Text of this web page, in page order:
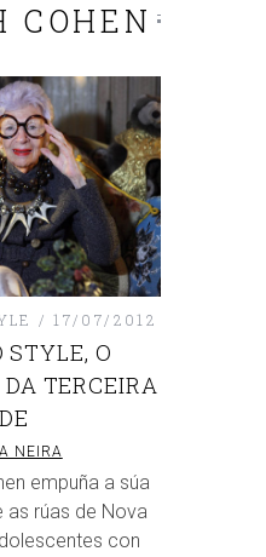
COHEN
17/07/2012
STYLE, O
TERCEIRA
NEIRA
empuña a súa
rúas de Nova
con